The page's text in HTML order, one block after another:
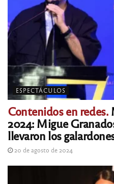
ESPECTÁCULOS
Contenidos en redes.
2024: Migue
llevaron los
20 de agosto de 2024